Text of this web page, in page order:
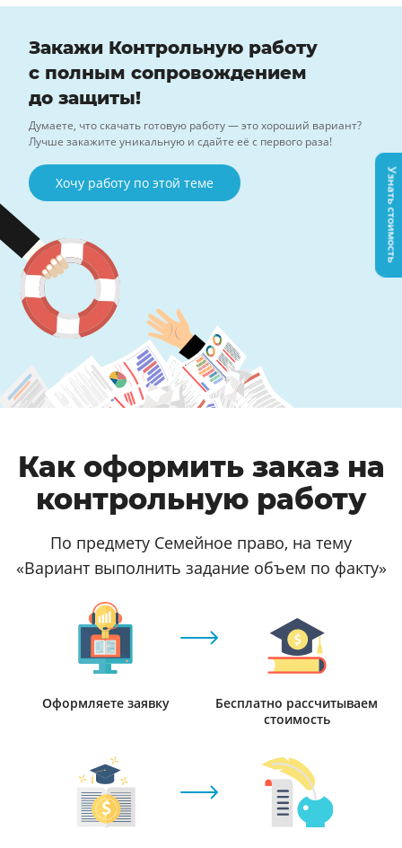
Закажи Контрольную работу
с полным сопровождением
до защиты!
Думаете, что скачать готовую работу — это хороший вариант?
Лучше закажите уникальную и сдайте её с первого раза!
Хочу работу по этой теме
Как оформить заказ на
контрольную работу
По предмету Семейное право, на тему
«Вариант выполнить задание объем по факту»
Оформляете заявку
Бесплатно рассчитываем
стоимость
Узнать стоимость